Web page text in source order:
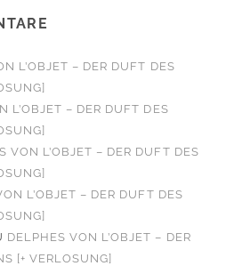
L’OBJET – DER DUFT DES
L’OBJET – DER DUFT DES
VON L’OBJET – DER DUFT DES
L’OBJET – DER DUFT DES
DELPHES VON L’OBJET – DER
[+ VERLOSUNG]